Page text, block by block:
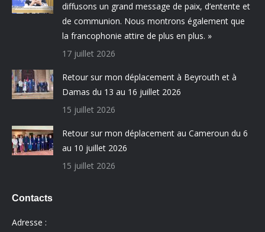
diffusons un grand message de paix, d’entente et
de communion. Nous montrons également que
la francophonie attire de plus en plus. »
17 juillet 2026
Retour sur mon déplacement à Beyrouth et à
Damas du 13 au 16 juillet 2026
15 juillet 2026
Retour sur mon déplacement au Cameroun du 6
au 10 juillet 2026
15 juillet 2026
Contacts
Adresse :